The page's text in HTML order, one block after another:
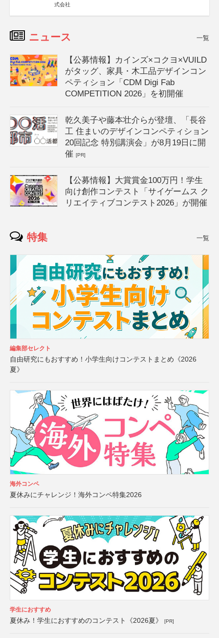
式会社
ニュース 一覧
【公募情報】カインズ×コクヨ×VUILD
がタッグ、家具・木工品デザインコン
ペティション「CDM Digi Fab
COMPETITION 2026」を初開催
乾久美子や藤本壮介らが登壇、「長谷
工 住まいのデザインコンペティション
20回記念 特別講演会」が8月19日に開
催[PR]
【公募情報】大賞賞金100万円！学生
向け創作コンテスト「サイゲームス ク
リエイティブコンテスト2026」が開催
特集 一覧
編集部セレクト
自由研究にもおすすめ！小学生向けコンテストまとめ《2026
夏》
海外コンペ
夏休みにチャレンジ！海外コンペ特集2026
学生におすすめ
夏休み！学生におすすめのコンテスト《2026夏》 [PR]